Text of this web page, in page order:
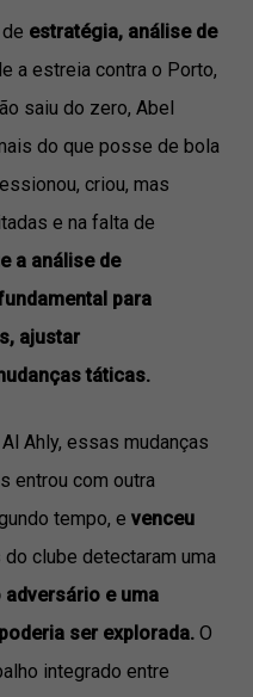
estratégia, análise de
a estreia contra o Porto,
saiu do zero, Abel
do que posse de bola
criou, mas
e na falta de
a análise de
para
ajustar
táticas.
Ahly, essas mudanças
entrou com outra
tempo, e venceu
do clube detectaram uma
e uma
ser explorada.O
integrado entre